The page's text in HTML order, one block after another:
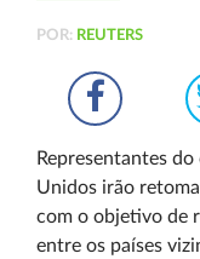
POR: REUTERS
Representantes
Unidos irão
com o objetivo de
entre os países